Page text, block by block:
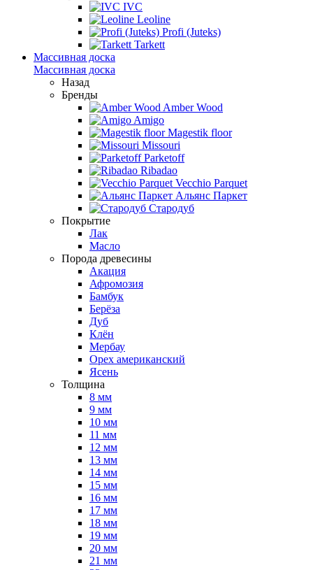
IVC
Leoline
Profi (Juteks)
Tarkett
Массивная доска
Массивная доска
Назад
Бренды
Amber Wood
Amigo
Magestik floor
Missouri
Parketoff
Ribadao
Vecchio Parquet
Альянс Паркет
Стародуб
Покрытие
Лак
Масло
Порода древесины
Акация
Афромозия
Бамбук
Берёза
Дуб
Клён
Мербау
Орех американский
Ясень
Толщина
8 мм
9 мм
10 мм
11 мм
12 мм
13 мм
14 мм
15 мм
16 мм
17 мм
18 мм
19 мм
20 мм
21 мм